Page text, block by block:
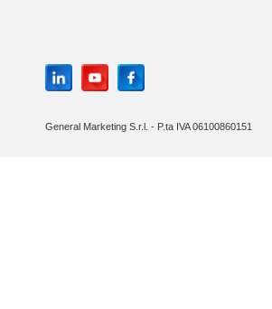
General Marketing S.r.l. - P.ta IVA 06100860151